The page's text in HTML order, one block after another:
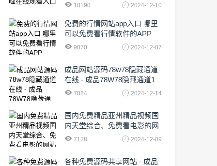
10190 2024-12-10
免费的行情网站app入口 哪里
可以免费看行情软件的APP
9070 2024-12-07
成品网站源码78w78隐藏通道
在线 - 成品78W78隐藏通道1
农业数字化,为乡村振兴注入新
7884 2024-12-14
国内免费精品亚州精品视频国
内天堂综合、免费看电影的网
站有哪些啊
7128 2024-12-09
各种免费源码共享网站 - 成品